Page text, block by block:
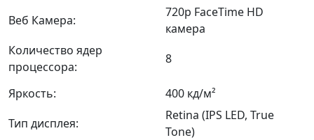
Веб Камера:
720p FaceTime HD
камера
Количество ядер
процессора:
8
Яркость:
400 кд/м²
Тип дисплея:
Retina (IPS LED, True
Tone)